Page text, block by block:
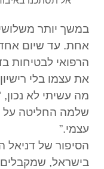
במשך יותר
אחת. עד שיום
הרפואי לבטיחות
את עצמו בלי
מה עשיתי לא
שלמה החליטה על
עצמי.”
הסיפור של דניאל
בישראל, שמקבלים